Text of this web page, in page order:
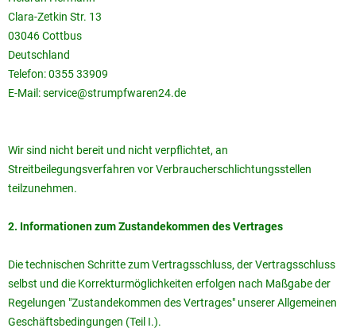
Clara-Zetkin Str. 13
03046 Cottbus
Deutschland
Telefon: 0355 33909
E-Mail: service@strumpfwaren24.de
Wir sind nicht bereit und nicht verpflichtet, an
Streitbeilegungsverfahren vor Verbraucherschlichtungsstellen
teilzunehmen.
2. Informationen zum Zustandekommen des Vertrages
Die technischen Schritte zum Vertragsschluss, der Vertragsschluss
selbst und die Korrekturmöglichkeiten erfolgen nach Maßgabe der
Regelungen "Zustandekommen des Vertrages" unserer Allgemeinen
Geschäftsbedingungen (Teil I.).